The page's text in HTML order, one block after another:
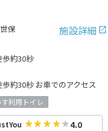
施設詳細
保
約30秒
約30秒 お車でのアクセス
利用トイレ
4.0